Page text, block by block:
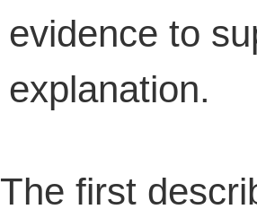
evidence to
explanation.
The first